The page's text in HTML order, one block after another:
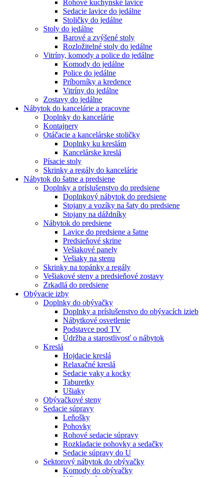
Rohové kuchynské lavice
Sedacie lavice do jedálne
Stoličky do jedálne
Stoly do jedálne
Barové a zvýšené stoly
Rozložitelné stoly do jedálne
Vitríny, komody a police do jedálne
Komody do jedálne
Police do jedálne
Príborníky a kredence
Vitríny do jedálne
Zostavy do jedálne
Nábytok do kancelárie a pracovne
Doplnky do kancelárie
Kontajnery
Otáčacie a kancelárske stoličky
Doplnky ku kreslám
Kancelárske kreslá
Písacie stoly
Skrinky a regály do kancelárie
Nábytok do šatne a predsiene
Doplnky a príslušenstvo do predsiene
Doplnkový nábytok do predsiene
Stojany a vozíky na šaty do predsiene
Stojany na dáždníky
Nábytok do predsiene
Lavice do predsiene a šatne
Predsieňové skrine
Vešiakové panely
Vešiaky na stenu
Skrinky na topánky a regály
Vešiakové steny a predsieňové zostavy
Zrkadlá do predsiene
Obývacie izby
Doplnky do obývačky
Doplnky a príslušenstvo do obývacích izieb
Nábytkové osvetlenie
Podstavce pod TV
Údržba a starostlivosť o nábytok
Kreslá
Hojdacie kreslá
Relaxačné kreslá
Sedacie vaky a kocky
Taburetky
Ušiaky
Obývačkové steny
Sedacie súpravy
Leňošky
Pohovky
Rohové sedacie súpravy
Rozkladacie pohovky a sedačky
Sedacie súpravy do U
Sektorový nábytok do obývačky
Komody do obývačky